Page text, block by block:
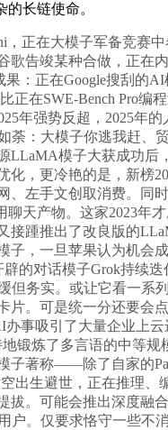
的长链使命。
正在大模子军备竞赛中
歌告竣某种合做，正在内
果：正在Google搜刮的
正在SWE-Bench Pro编
年强势反超，2025年的
荼：大模子你逃我赶、
LLaMA模子大获成功后
化，更冷艳的是，新榜
、左手文创取消费。同
聊天产物。这家2023年
接踵推出了改良版的
子，一旦苹果认为机会
的对话模子Grok持续迭
但务实。或让它看一系
片。可是统一分还要会
办事吸引了大量企业上云
锻炼了多言语的中等规
子著称——除了自家的
空出生避世，正在推理、
拔。可能会推出深度融
户。仅要求恪守一些不